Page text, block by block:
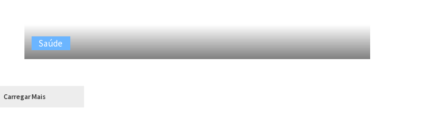
Saúde
Carregar Mais